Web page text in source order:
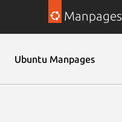
Manpages
Ubuntu Manpages